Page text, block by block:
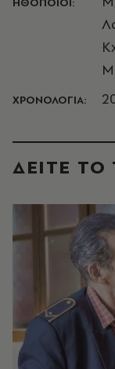
ΧΡΟΝΟΛΟΓΙΑ:
ΔΕΙΤΕ ΤO